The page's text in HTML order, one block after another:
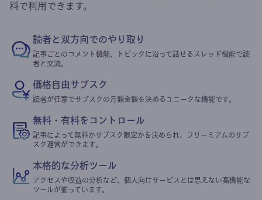
料で利用できます。
読者と双方向でのやり取り
記事ごとのコメント機能、トピックに沿って話せるスレッド機能で読
者と交流。
価格自由サブスク
読者が任意でサブスクの月額金額を決めるユニークな機能です。
無料・有料をコントロール
記事によって無料かサブスク限定かを決められ、フリーミアムのサブ
スク運営ができます。
本格的な分析ツール
アクセスや収益の分析など、個人向けサービスとは思えない高機能な
ツールが揃っています。